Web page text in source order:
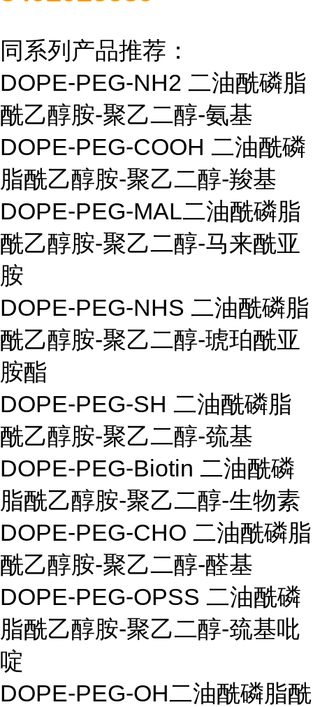
同系列产品推荐：
DOPE-PEG-NH2 二油酰磷脂
酰乙醇胺-聚乙二醇-氨基
DOPE-PEG-COOH 二油酰磷
脂酰乙醇胺-聚乙二醇-羧基
DOPE-PEG-MAL二油酰磷脂
酰乙醇胺-聚乙二醇-马来酰亚
胺
DOPE-PEG-NHS 二油酰磷脂
酰乙醇胺-聚乙二醇-琥珀酰亚
胺酯
DOPE-PEG-SH 二油酰磷脂
酰乙醇胺-聚乙二醇-巯基
DOPE-PEG-Biotin 二油酰磷
脂酰乙醇胺-聚乙二醇-生物素
DOPE-PEG-CHO 二油酰磷脂
酰乙醇胺-聚乙二醇-醛基
DOPE-PEG-OPSS 二油酰磷
脂酰乙醇胺-聚乙二醇-巯基吡
啶
DOPE-PEG-OH二油酰磷脂酰